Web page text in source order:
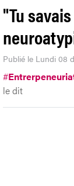
"Tu
Publié le Lundi 08
#
le dit